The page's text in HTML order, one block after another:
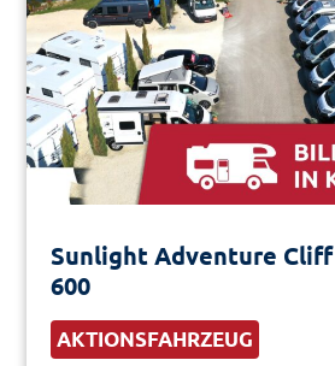
Sunlight Adventure Cliff
600
AKTIONSFAHRZEUG